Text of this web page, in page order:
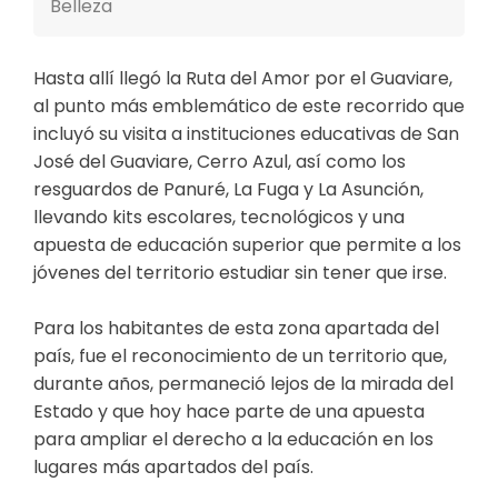
Belleza
Hasta allí llegó la Ruta del Amor por el Guaviare,
al punto más emblemático de este recorrido que
incluyó su visita a instituciones educativas de San
José del Guaviare, Cerro Azul, así como los
resguardos de Panuré, La Fuga y La Asunción,
llevando kits escolares, tecnológicos y una
apuesta de educación superior que permite a los
jóvenes del territorio estudiar sin tener que irse.
Para los habitantes de esta zona apartada del
país, fue el reconocimiento de un territorio que,
durante años, permaneció lejos de la mirada del
Estado y que hoy hace parte de una apuesta
para ampliar el derecho a la educación en los
lugares más apartados del país.